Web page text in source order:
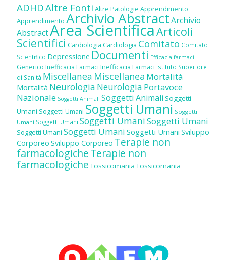
ADHDAltre Fonti Altre Patologie Apprendimento
Apprendimento Archivio AbstractArchivio
AbstractArea ScientificaArticoli
Scientifici Cardiologia Cardiologia Comitato Comitato
Scientifico Depressione Documenti Efficacia farmaci
Generico Inefficacia Farmaci Inefficacia Farmaci Istituto Superiore
di Sanità Miscellanea Miscellanea Mortalità
Mortalità Neurologia Neurologia Portavoce
Nazionale Soggetti Animali Soggetti Animali Soggetti
Umani Soggetti Umani Soggetti Umani Soggetti
Umani Soggetti Umani Soggetti UmaniSoggetti Umani
Soggetti Umani Soggetti Umani Soggetti Umani Sviluppo
Corporeo Sviluppo Corporeo Terapie non
farmacologicheTerapie non
farmacologiche Tossicomania Tossicomania